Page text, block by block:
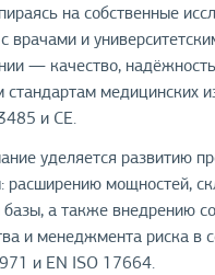
на собственные
врачами и
— качество, надёжность
медицинских
и CE.
уделяется развитию
расширению мощностей,
базы, а также внедрению
и менеджмента риска в
и EN ISO 17664.